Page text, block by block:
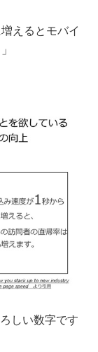
えるとモバイ
しい数字です